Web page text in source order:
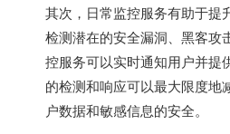
其次，日常监控服务有助于提
检测潜在的安全漏洞、黑客攻
控服务可以实时通知用户并提
的检测和响应可以最大限度地
户数据和敏感信息的安全。